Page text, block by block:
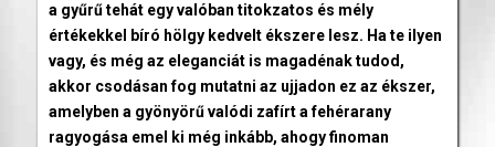
a gyűrű tehát egy valóban titokzatos és mély
értékekkel bíró hölgy kedvelt ékszere lesz. Ha te ilyen
vagy, és még az eleganciát is magadénak tudod,
akkor csodásan fog mutatni az ujjadon ez az ékszer,
amelyben a gyönyörű valódi zafírt a fehérarany
ragyogása emel ki még inkább, ahogy finoman